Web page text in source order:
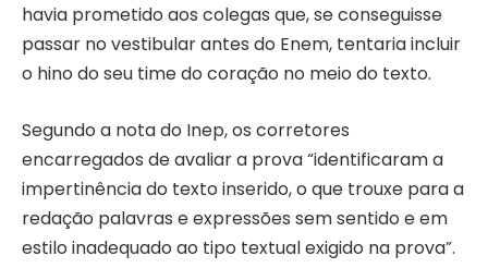
havia prometido aos colegas que, se conseguisse
passar no vestibular antes do Enem, tentaria incluir
o hino do seu time do coração no meio do texto.
Segundo a nota do Inep, os corretores
encarregados de avaliar a prova “identificaram a
impertinência do texto inserido, o que trouxe para a
redação palavras e expressões sem sentido e em
estilo inadequado ao tipo textual exigido na prova”.